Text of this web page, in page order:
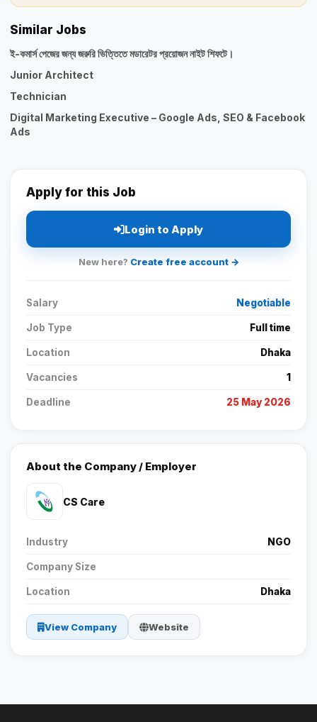
Similar Jobs
ই-কমার্স পেজের জন্য জরুরি ভিত্তিতে মডারেটর প্রয়োজন নাইট শিফটে।
Junior Architect
Technician
Digital Marketing Executive – Google Ads, SEO & Facebook
Ads
Apply for this Job
Login to Apply
New here? Create free account →
Salary Negotiable
Job Type Full time
Location Dhaka
Vacancies 1
Deadline 25 May 2026
About the Company / Employer
CS Care
Industry NGO
Company Size
Location Dhaka
View Company Website